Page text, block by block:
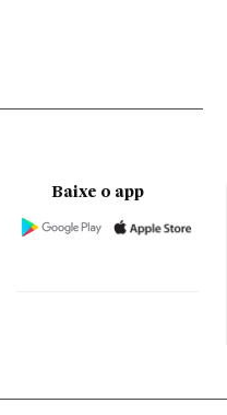
Baixe o app